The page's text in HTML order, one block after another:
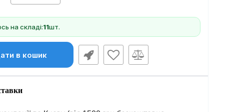
на складі:11шт.
в кошик